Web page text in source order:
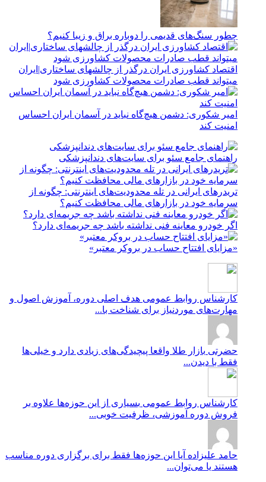
چطور سنگ‌های قدیمی را دوباره براق و زیبا کنیم؟
اقتصاد کشاورزی ایران درگذر از چالشهای ساختاری|ایران
میتواند قطب صادرات محصولات کشاورزی شود
امیر شکوری: دشمن هیچ‌گاه نباید در آسمان ایران احساس
امنیت کند
راهنمای جامع سئو برای سایت‌های دندانپزشکی
تریدرهای ایرانی در تله محدودیت‌های اینترنتی: چگونه از
سرمایه خود در بازارهای مالی محافظت کنیم؟
اگر خودرو معاینه فنی نداشته باشد چه جریمه‌ای دارد؟
«مزایای افتتاح حساب در بروکر معتبر»
کارشناس روابط عمومی هدف اصلی دوره، آموزش اصول و
مهارت‌های موردنیاز برای شناخت با...
حضرتی بازار طلا واقعا پیچیدگی‌های زیادی دارد و خیلی‌ها
فقط با دیدن...
کارشناس روابط عمومی بسیاری از این حوزه‌ها علاوه بر
فروش دوره آموزشی، ظرفیت خوبی...
حامد علیزاده آیا این حوزه‌ها فقط برای برگزاری دوره مناسب
هستند یا می‌توان...